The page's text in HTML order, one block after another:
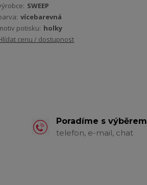
SWEEP
vícebarevná
potisku: holky
cenu / dostupnost
Poradíme s výběrem
telefon, e-mail, chat